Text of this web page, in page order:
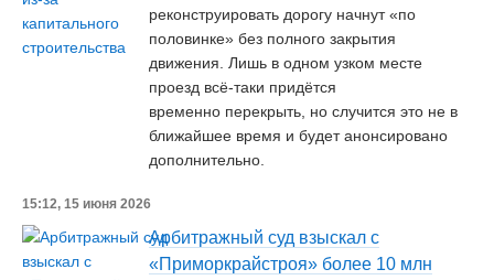
реконструировать дорогу начнут «по
половинке» без полного закрытия
движения. Лишь в одном узком месте
проезд всё-таки придётся
временно перекрыть, но случится это не в
ближайшее время и будет анонсировано
дополнительно.
15:12, 15 июня 2026
Арбитражный суд взыскал с
«Приморкрайстроя» более 10 млн